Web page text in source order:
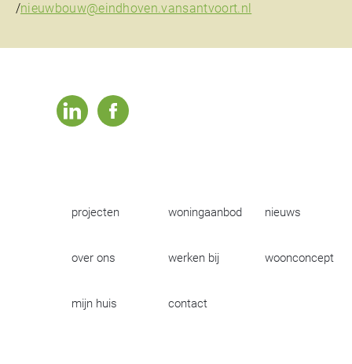
/nieuwbouw@eindhoven.vansantvoort.nl
linkedinfacebook
projecten woningaanbod nieuws
over ons werken bij woonconcept
mijn huis contact